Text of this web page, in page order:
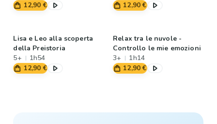
12,90 €
12,90 €
Lisa e Leo alla scoperta
della Preistoria
5+
1h54
12,90 €
Relax tra le nuvole -
Controllo le mie emozioni
3+
1h14
12,90 €